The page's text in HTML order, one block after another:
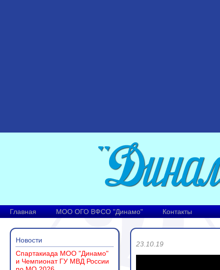
Главная МОО ОГО ВФСО "Динамо" Контакты
Новости
Спартакиада МОО "Динамо"
и Чемпионат ГУ МВД России
23.10.19